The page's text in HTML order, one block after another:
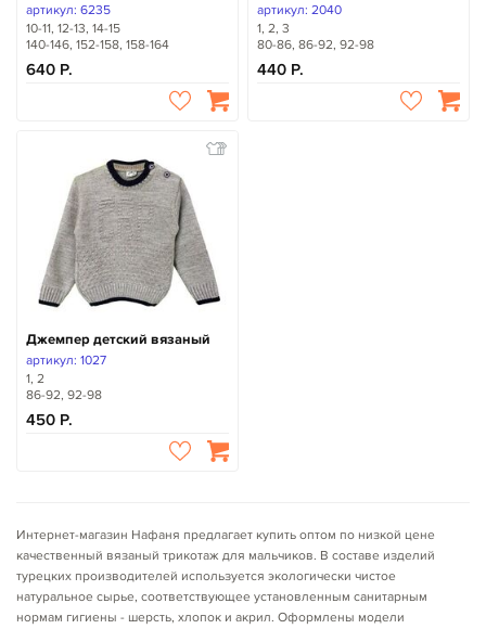
артикул: 6235
10-11, 12-13, 14-15
140-146, 152-158, 158-164
640
артикул: 2040
1, 2, 3
80-86, 86-92, 92-98
440
Джемпер детский вязаный
артикул: 1027
1, 2
86-92, 92-98
450
Интернет-магазин Нафаня предлагает купить оптом по низкой цене
качественный вязаный трикотаж для мальчиков. В составе изделий
турецких производителей используется экологически чистое
натуральное сырье, соответствующее установленным санитарным
нормам гигиены - шерсть, хлопок и акрил. Оформлены модели